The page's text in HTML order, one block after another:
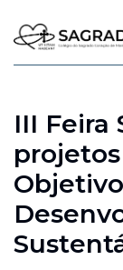
III Feira